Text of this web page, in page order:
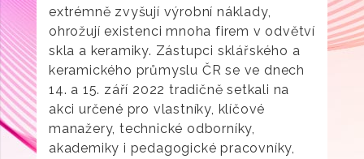
extrémně zvyšují výrobní náklady,
ohrožují existenci mnoha firem v odvětví
skla a keramiky. Zástupci sklářského a
keramického průmyslu ČR se ve dnech
14. a 15. září 2022 tradičně setkali na
akci určené pro vlastníky, klíčové
manažery, technické odborníky,
akademiky i pedagogické pracovníky,